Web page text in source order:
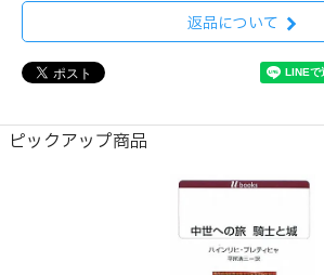
返品について
ピックアップ商品